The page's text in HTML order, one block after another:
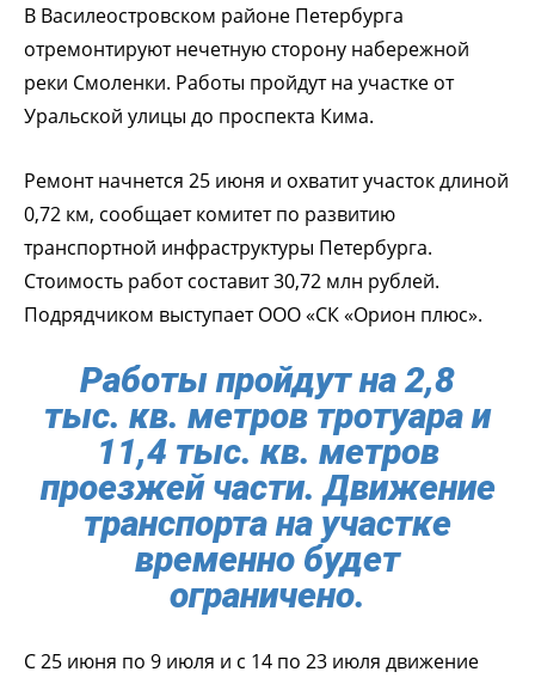
В Василеостровском районе Петербурга
отремонтируют нечетную сторону набережной
реки Смоленки. Работы пройдут на участке от
Уральской улицы до проспекта Кима.
Ремонт начнется 25 июня и охватит участок длиной
0,72 км, сообщает комитет по развитию
транспортной инфраструктуры Петербурга.
Стоимость работ составит 30,72 млн рублей.
Подрядчиком выступает ООО «СК «Орион плюс».
Работы пройдут на 2,8
тыс. кв. метров тротуара и
11,4 тыс. кв. метров
проезжей части. Движение
транспорта на участке
временно будет
ограничено.
С 25 июня по 9 июля и с 14 по 23 июля движение